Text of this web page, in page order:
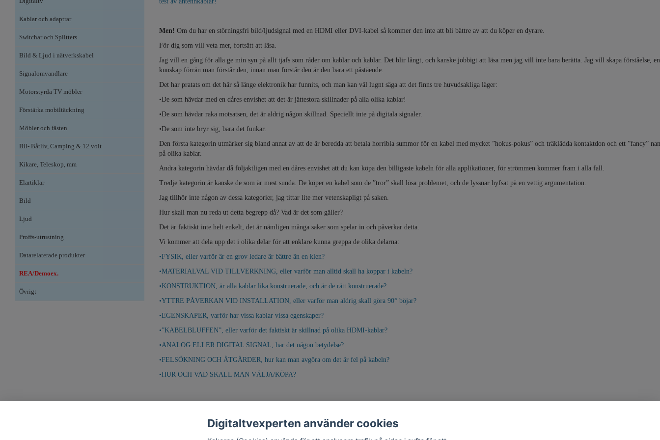
Kablar och adaptrar
Switchar och Splitters
Bild & Ljud i nätverkskabel
Signalomvandlare
Motorstyrda TV möbler
Förstärka mobiltäckning
Möbler och fästen
Bil- Båtliv, Camping & 12 volt
Kikare, Teleskop, mm
Elartiklar
Bild
Ljud
Proffs-utrustning
Datarelaterade produkter
REA/Demoex.
Övrigt
Men! Om du har en störningsfri bild/ljudsignal med en HDMI eller DVI-kabel så kommer den inte att bli bättre av att du köper en dyrare.
För dig som vill veta mer, fortsätt att läsa.
Jag vill en gång för alla ge min syn på allt tjafs som råder om kablar och kablar. Det blir långt, och kanske jobbigt att läsa men jag vill inte bara berätta. Jag vill skapa förståelse,
kunskap förrän man förstår den, innan man förstår den är den bara ett påstående.
Det har pratats om det här så länge elektronik har funnits, och man kan väl lugnt säga att det finns tre huvudsakliga läger:
•De som hävdar med en dåres envishet att det är jättestora skillnader på alla olika kablar!
•De som hävdar raka motsatsen, det är aldrig någon skillnad. Speciellt inte på digitala signaler.
•De som inte bryr sig, bara det funkar.
Den första kategorin utmärker sig bland annat av att de är beredda att betala horribla summor för en kabel med mycket ”hokus-pokus” och träklädda kontaktdon och ett ”fancy”
på olika kablar.
Andra kategorin hävdar då följaktligen med en dåres envishet att du kan köpa den billigaste kabeln för alla applikationer, för strömmen kommer fram i alla fall.
Tredje kategorin är kanske de som är mest sunda. De köper en kabel som de ”tror” skall lösa problemet, och de lyssnar hyfsat på en vettig argumentation.
Jag tillhör inte någon av dessa kategorier, jag tittar lite mer vetenskapligt på saken.
Hur skall man nu reda ut detta begrepp då? Vad är det som gäller?
Det är faktiskt inte helt enkelt, det är nämligen många saker som spelar in och påverkar detta.
Vi kommer att dela upp det i olika delar för att enklare kunna greppa de olika delarna:
•FYSIK, eller varför är en grov ledare är bättre än en klen?
•MATERIALVAL VID TILLVERKNING, eller varför man alltid skall ha koppar i kabeln?
•KONSTRUKTION, är alla kablar lika konstruerade, och är de rätt konstruerade?
•YTTRE PÅVERKAN VID INSTALLATION, eller varför man aldrig skall göra 90° böjar?
•EGENSKAPER, varför har vissa kablar vissa egenskaper?
•”KABELBLUFFEN”, eller varför det faktiskt är skillnad på olika HDMI-kablar?
•ANALOG ELLER DIGITAL SIGNAL, har det någon betydelse?
•FELSÖKNING OCH ÅTGÄRDER, hur kan man avgöra om det är fel på kabeln?
•HUR OCH VAD SKALL MAN VÄLJA/KÖPA?
Digitaltvexperten använder cookies